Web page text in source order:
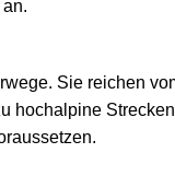
Sie reichen
hochalpine